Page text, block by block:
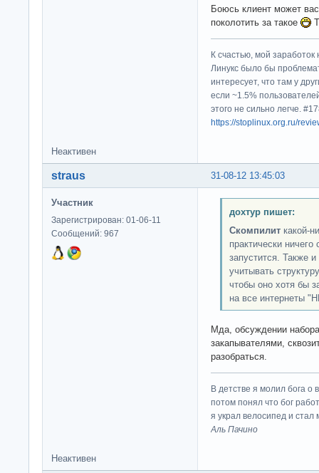
Боюсь клиент может
поколотить за такое
К счастью, мой
Линукс было бы
интересует, что там у
если ~1.5%
этого не сильно легче.
https://stoplinux.org.ru/
Неактивен
31-08-12 13:45:03
straus
Участник
Зарегистрирован: 01-06-11
Сообщений: 967
дохтур пишет:
Скомпилиткакой-
практически
запустится. Также
учитывать
чтобы оно хотя бы
на все интернеты
Мда, обсуждении
закапывателями,
разобраться.
В детстве я молил бога о
потом понял что бог
я украл велосипед и стал
Аль Пачино
Неактивен